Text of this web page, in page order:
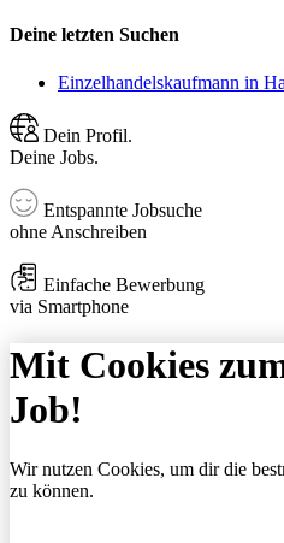
Deine letzten Suchen
Einzelhandelskaufmann in
Dein Profil.
Deine Jobs.
Entspannte Jobsuche
ohne Anschreiben
Einfache Bewerbung
via Smartphone
Mit Cookies
Job!
Wir nutzen Cookies, um dir die
zu können.